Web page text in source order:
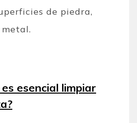
de piedra,
esencial limpiar